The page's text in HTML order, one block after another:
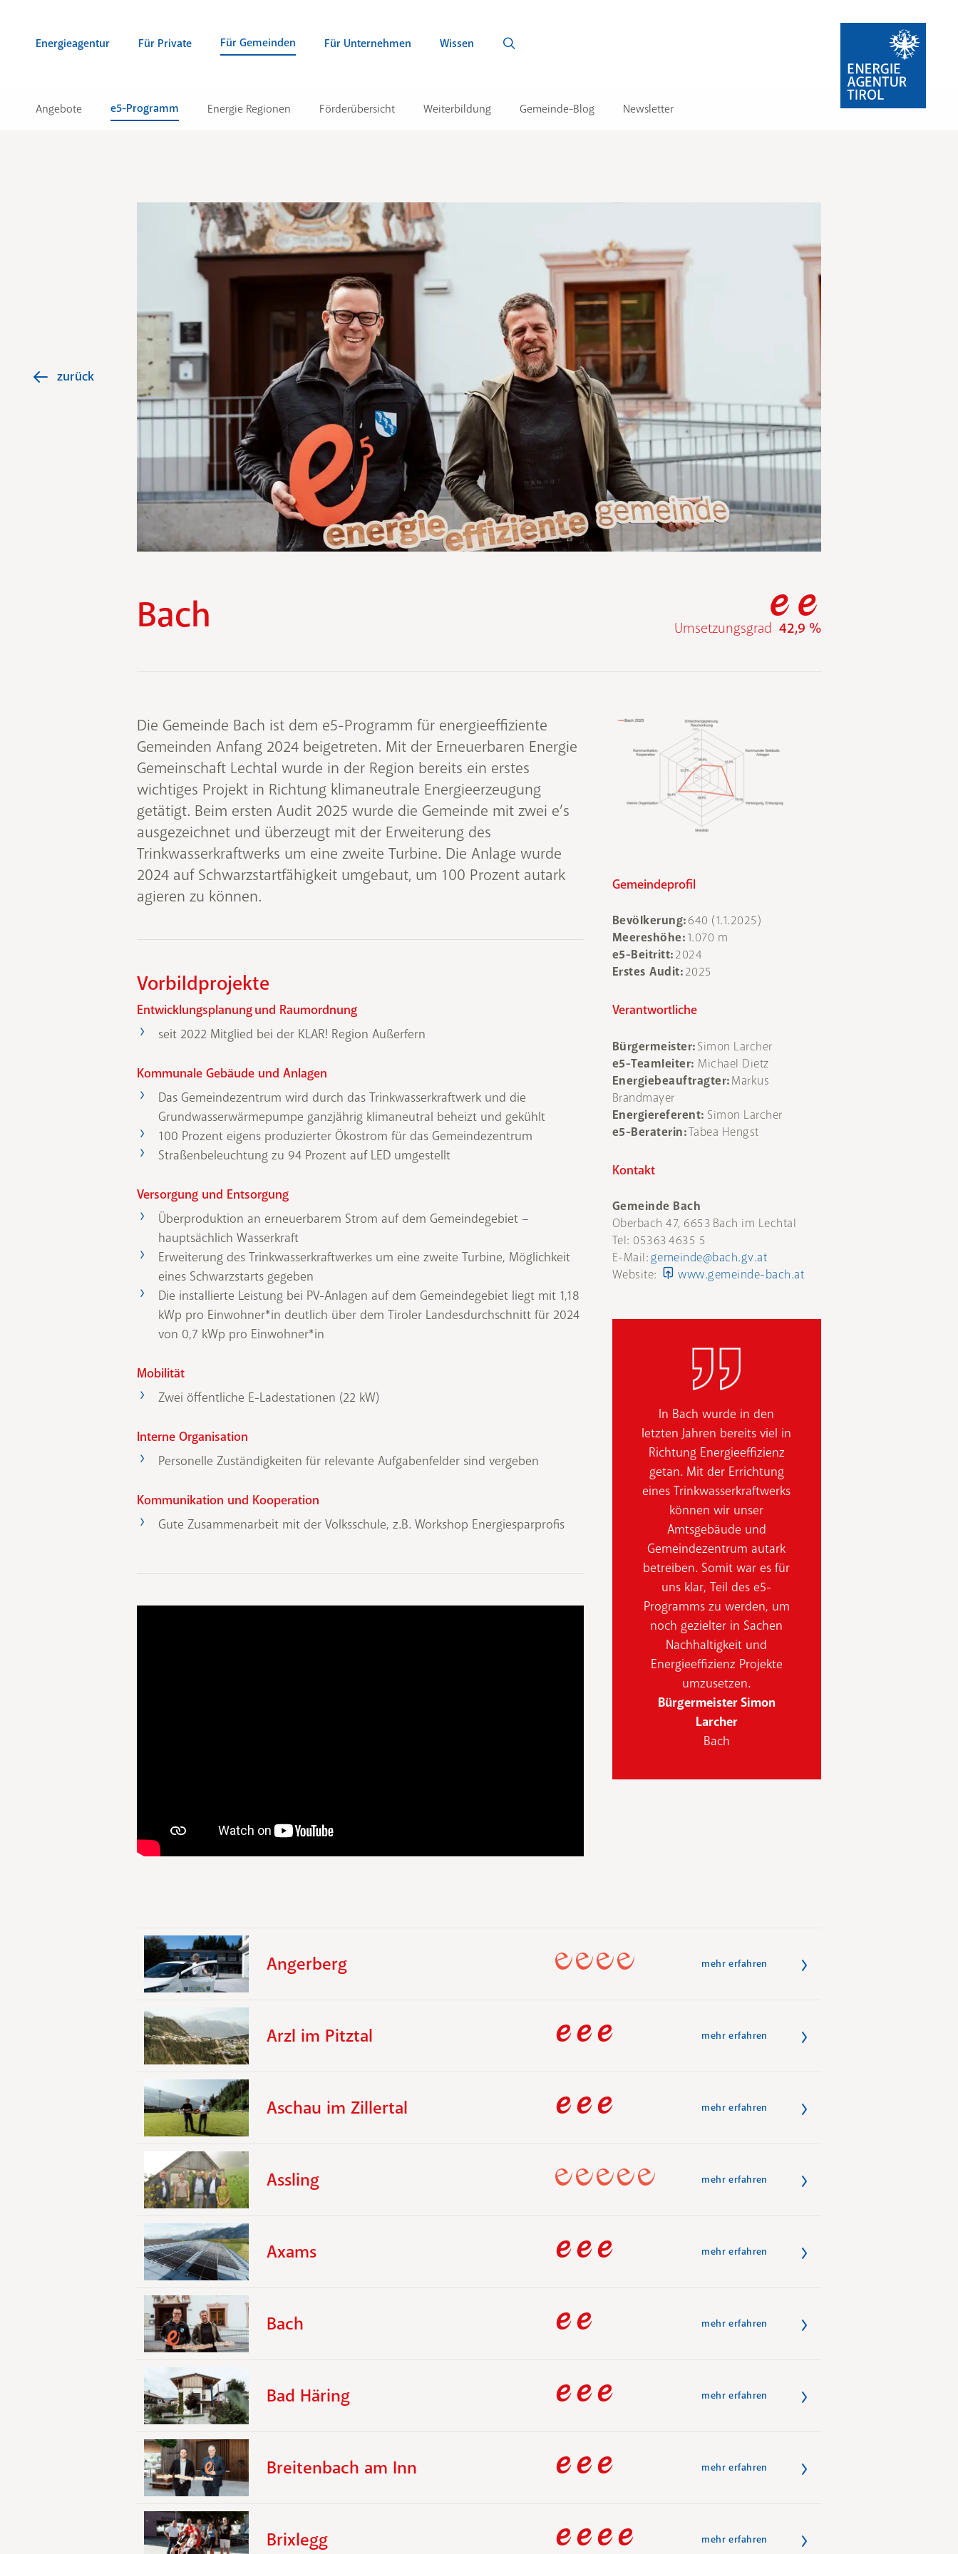
Energieagentur Für Private Für Gemeinden Für Unternehmen Wissen
Angebote e5-Programm Energie Regionen Förderübersicht Weiterbildung Gemeinde-Blog Newsletter
zurück
Bach Umsetzungsgrad 42,9 %
Die Gemeinde Bach ist dem e5-Programm für energieeffiziente
Gemeinden Anfang 2024 beigetreten. Mit der Erneuerbaren Energie
Gemeinschaft Lechtal wurde in der Region bereits ein erstes
wichtiges Projekt in Richtung klimaneutrale Energieerzeugung
getätigt. Beim ersten Audit 2025 wurde die Gemeinde mit zwei e’s
ausgezeichnet und überzeugt mit der Erweiterung des
Trinkwasserkraftwerks um eine zweite Turbine. Die Anlage wurde
2024 auf Schwarzstartfähigkeit umgebaut, um 100 Prozent autark
agieren zu können.
Vorbildprojekte
Entwicklungsplanung und Raumordnung
seit 2022 Mitglied bei der KLAR! Region Außerfern
Kommunale Gebäude und Anlagen
Das Gemeindezentrum wird durch das Trinkwasserkraftwerk und die
Grundwasserwärmepumpe ganzjährig klimaneutral beheizt und gekühlt
100 Prozent eigens produzierter Ökostrom für das Gemeindezentrum
Straßenbeleuchtung zu 94 Prozent auf LED umgestellt
Versorgung und Entsorgung
Überproduktion an erneuerbarem Strom auf dem Gemeindegebiet –
hauptsächlich Wasserkraft
Erweiterung des Trinkwasserkraftwerkes um eine zweite Turbine, Möglichkeit
eines Schwarzstarts gegeben
Die installierte Leistung bei PV-Anlagen auf dem Gemeindegebiet liegt mit 1,18
kWp pro Einwohner*in deutlich über dem Tiroler Landesdurchschnitt für 2024
von 0,7 kWp pro Einwohner*in
Mobilität
Zwei öffentliche E-Ladestationen (22 kW)
Interne Organisation
Personelle Zuständigkeiten für relevante Aufgabenfelder sind vergeben
Kommunikation und Kooperation
Gute Zusammenarbeit mit der Volksschule, z.B. Workshop Energiesparprofis
Gemeindeprofil
Bevölkerung:640 (1.1.2025)
Meereshöhe:1.070 m
e5-Beitritt:2024
Erstes Audit:2025
Verantwortliche
Bürgermeister:Simon Larcher
e5-Teamleiter: Michael Dietz
Energiebeauftragter:Markus
Brandmayer
Energiereferent: Simon Larcher
e5-Beraterin:Tabea Hengst
Kontakt
Gemeinde Bach
Oberbach 47, 6653 Bach im Lechtal
Tel: 05363 4635 5
E-Mail: gemeinde@bach.gv.at
Website:
www.gemeinde-bach.at
In Bach wurde in den
letzten Jahren bereits viel in
Richtung Energieeffizienz
getan. Mit der Errichtung
eines Trinkwasserkraftwerks
können wir unser
Amtsgebäude und
Gemeindezentrum autark
betreiben. Somit war es für
uns klar, Teil des e5-
Programms zu werden, um
noch gezielter in Sachen
Nachhaltigkeit und
Energieeffizienz Projekte
umzusetzen.
Bürgermeister Simon
Larcher
Bach
Angerberg mehr erfahren
Arzl im Pitztal mehr erfahren
Aschau im Zillertal mehr erfahren
Assling mehr erfahren
Axams mehr erfahren
Bach mehr erfahren
Bad Häring mehr erfahren
Breitenbach am Inn mehr erfahren
Brixlegg mehr erfahren